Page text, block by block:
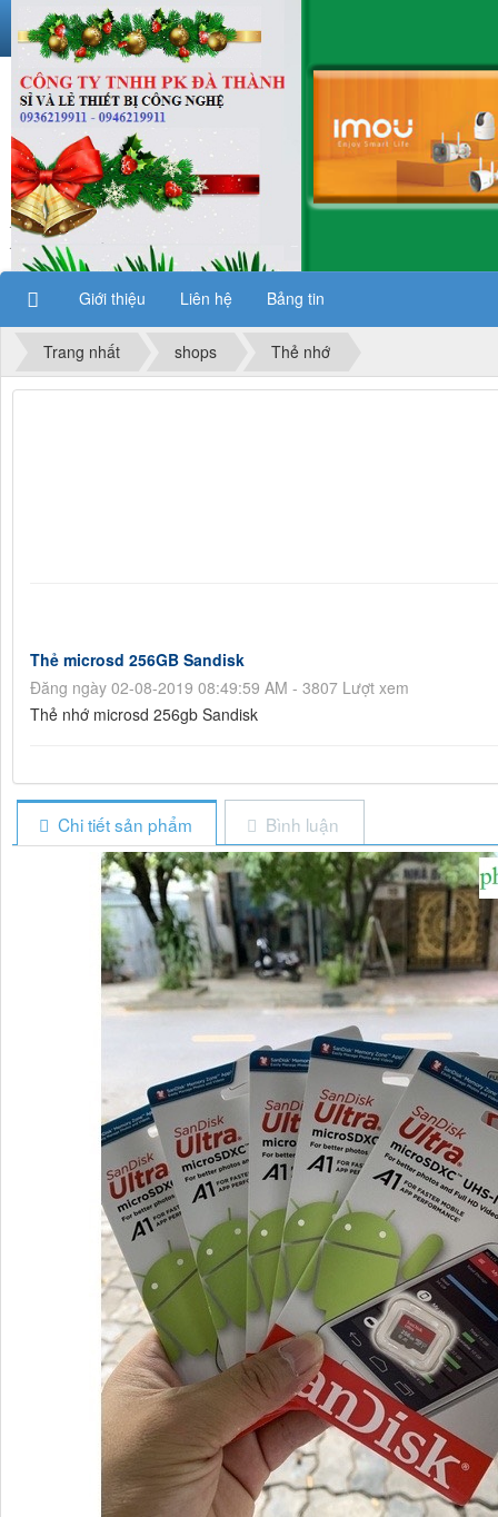
phân phối camera yoosee, thẻ nhớ sandisk ,
phụ kiện công nghệ..
Giới thiệu Liên hệ Bảng tin
Trang nhất shops Thẻ nhớ
Thẻ microsd 256GB Sandisk
Đăng ngày 02-08-2019 08:49:59 AM - 3807 Lượt xem
Thẻ nhớ microsd 256gb Sandisk
Chi tiết sản phẩm Bình luận